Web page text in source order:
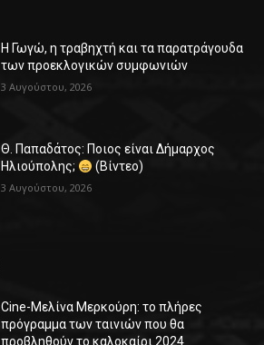
Η Γωγώ, η τραβηχτή και τα παρατράγουδα
των προεκλογικών συμφωνιών
3 Αυγούστου, 2026
Θ. Παπαδάτος: Ποιος είναι Δήμαρχος
Ηλιούπολης;
(Βίντεο)
3 Αυγούστου, 2026
Cine-Μελίνα Μερκούρη: το πλήρες
πρόγραμμα των ταινιών που θα
προβληθούν το καλοκαίρι 2024